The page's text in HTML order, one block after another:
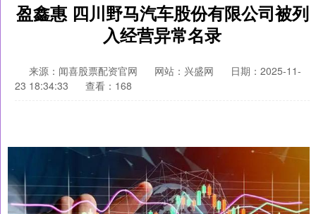
盈鑫惠 四川野马汽车股份有限公司被列
入经营异常名录
来源：闻喜股票配资官网 网站：兴盛网
日期：2025-11-
23 18:34:33
查看：168